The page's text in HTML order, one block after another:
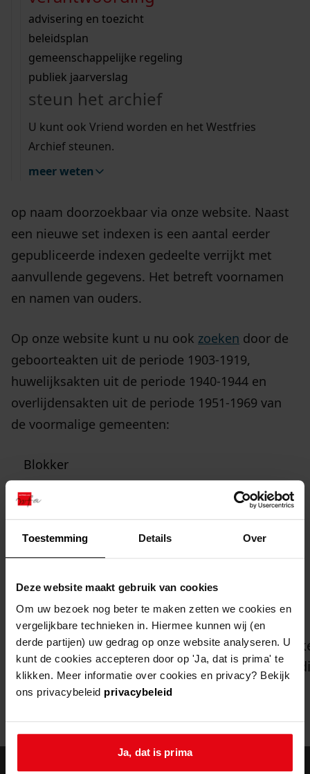
Toestemming Details Over
Deze website maakt gebruik van cookies
Om uw bezoek nog beter te maken zetten we cookies en
vergelijkbare technieken in. Hiermee kunnen wij (en
derde partijen) uw gedrag op onze website analyseren. U
kunt de cookies accepteren door op 'Ja, dat is prima' te
klikken. Meer informatie over cookies en privacy? Bekijk
ons privacybeleid privacybeleid
Ja, dat is prima
bouwvergunningen
omgevingsvergunningen
vergunningen
beeld en geluid
uitleg nodig?
Wij helpen u op weg met een aantal zoektips.
bekijk alle zoektips
Wij helpen u op weg met een aantal zoektips.
bekijk alle zoektips
bekijk ons geschiedenislokaal
advisering en toezicht
beleidsplan
gemeenschappelijke regeling
publiek jaarverslag
steun het archief
U kunt ook Vriend worden en het Westfries
Archief steunen.
meer weten
zwaag)
27-02-2024
op naam doorzoekbaar via onze website. Naast
een nieuwe set indexen is een aantal eerder
gepubliceerde indexen gedeelte verrijkt met
aanvullende gegevens. Het betreft voornamen
en namen van ouders.
Op onze website kunt u nu ook zoeken door de
geboorteakten uit de periode 1903-1919,
huwelijksakten uit de periode 1940-1944 en
overlijdensakten uit de periode 1951-1969 van
de voormalige gemeenten:
Blokker
Hoorn
Zwaag
bekijk ook eens
collecties 31-07-2026
unieke filmbeelden uit westfriesland online
Ga naar "Unieke filmbeelden uit Westfriesland